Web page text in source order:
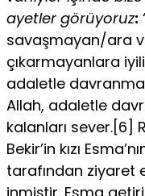
ayetler görüyoruz:
savaşmayan/ara
çıkarmayanlara
adaletle
Allah, adaletle
kalanları sever.[6]
Bekir’in kızı
tarafından ziyaret